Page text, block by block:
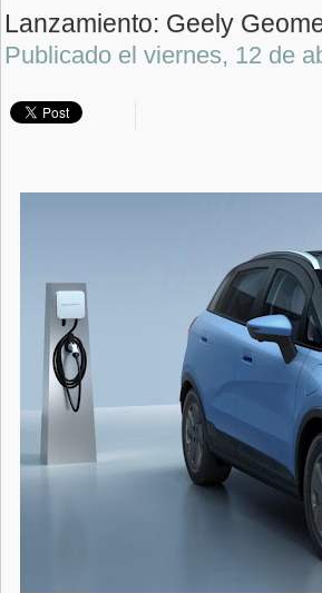
Lanzamiento: Geely
Publicado el viernes, 12 de